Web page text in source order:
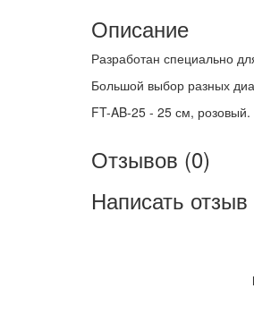
Описание
Разработан специально
Большой выбор разных
FT-AB-25 - 25 см, розовый.
Отзывов (0)
Написать отзыв